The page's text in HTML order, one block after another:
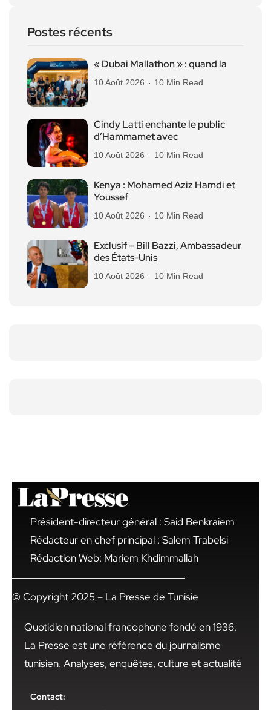
Postes récents
« Dubai Mallathon » : quand la
10 Août 2026 10 Min Read
Cindy Latti enchante le public
d’Hammamet avec
10 Août 2026 10 Min Read
Kenya : Mohamed Aziz Hamdi et
Youssef
10 Août 2026 10 Min Read
Exclusif – Bill Bazzi, Ambassadeur
des États-Unis
10 Août 2026 10 Min Read
Président-directeur général : Said Benkraiem
Rédacteur en chef principal : Salem Trabelsi
Rédaction Web: Mariem Khdimmallah
© Copyright 2025 – La Presse de Tunisie
Quotidien national francophone fondé en 1936,
La Presse est une référence du journalisme
tunisien. Analyses, enquêtes, culture et actualité
Contact: